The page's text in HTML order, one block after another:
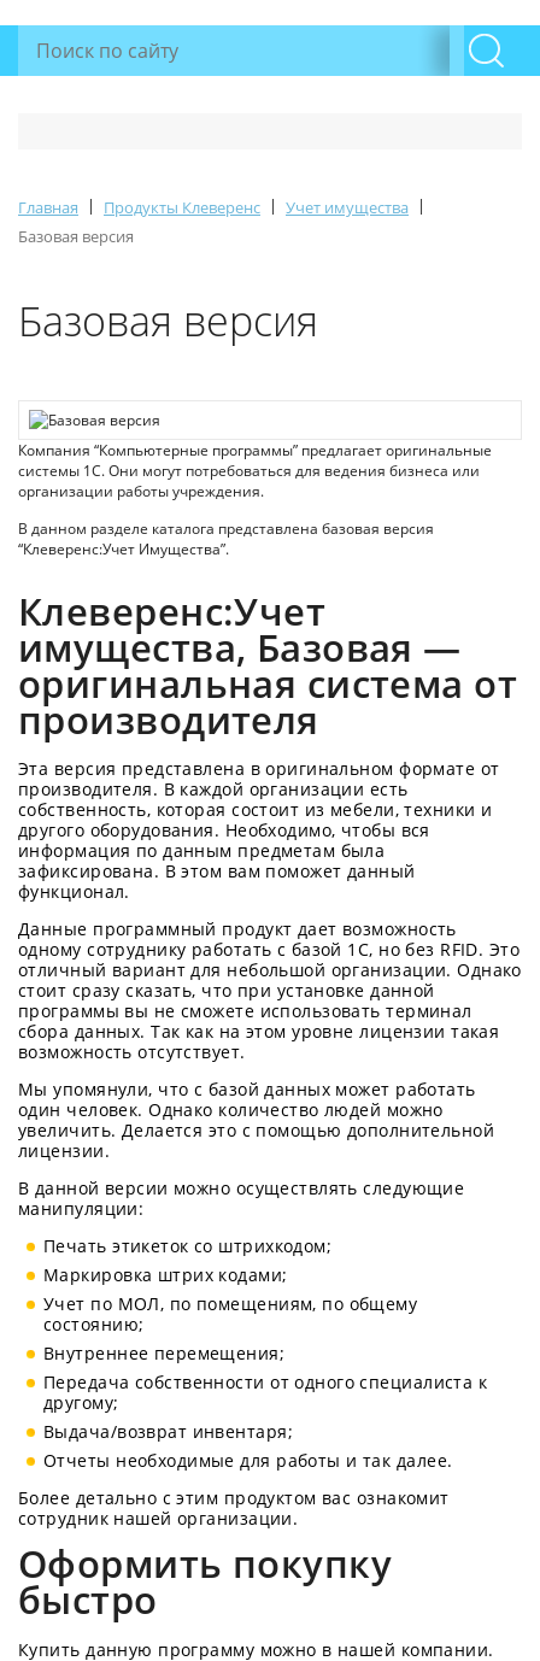
Главная | Продукты Клеверенс | Учет имущества |
Базовая версия
Базовая версия
Компания “Компьютерные программы” предлагает оригинальные
системы 1С. Они могут потребоваться для ведения бизнеса или
организации работы учреждения.
В данном разделе каталога представлена базовая версия
“Клеверенс:Учет Имущества”.
Клеверенс:Учет
имущества, Базовая —
оригинальная система от
производителя
Эта версия представлена в оригинальном формате от
производителя. В каждой организации есть
собственность, которая состоит из мебели, техники и
другого оборудования. Необходимо, чтобы вся
информация по данным предметам была
зафиксирована. В этом вам поможет данный
функционал.
Данные программный продукт дает возможность
одному сотруднику работать с базой 1С, но без RFID. Это
отличный вариант для небольшой организации. Однако
стоит сразу сказать, что при установке данной
программы вы не сможете использовать терминал
сбора данных. Так как на этом уровне лицензии такая
возможность отсутствует.
Мы упомянули, что с базой данных может работать
один человек. Однако количество людей можно
увеличить. Делается это с помощью дополнительной
лицензии.
В данной версии можно осуществлять следующие
манипуляции:
Печать этикеток со штрихкодом;
Маркировка штрих кодами;
Учет по МОЛ, по помещениям, по общему
состоянию;
Внутреннее перемещения;
Передача собственности от одного специалиста к
другому;
Выдача/возврат инвентаря;
Отчеты необходимые для работы и так далее.
Более детально с этим продуктом вас ознакомит
сотрудник нашей организации.
Оформить покупку
быстро
Купить данную программу можно в нашей компании.